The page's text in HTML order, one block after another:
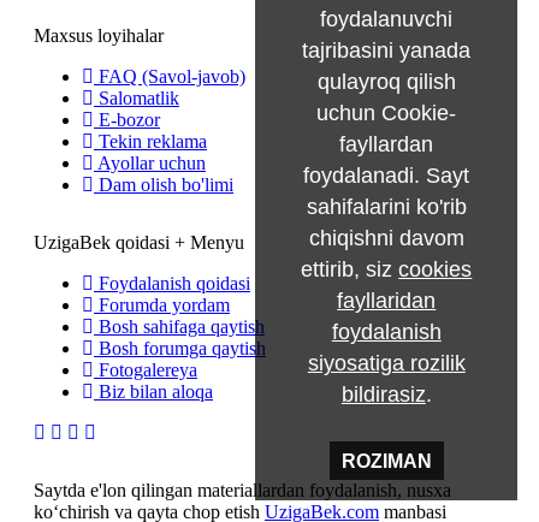
Maxsus loyihalar
FAQ (Savol-javob)
Salomatlik
E-bozor
Tekin reklama
Ayollar uchun
Dam olish bo'limi
UzigaBek qoidasi + Menyu
Foydalanish qoidasi
Forumda yordam
Bosh sahifaga qaytish
Bosh forumga qaytish
Fotogalereya
Biz bilan aloqa
Saytda e'lon qilingan materiallardan foydalanish, nusxa
ko‘chirish va qayta chop etish UzigaBek.com manbasi
foydalanuvchi
tajribasini yanada
qulayroq qilish
uchun Cookie-
fayllardan
foydalanadi. Sayt
sahifalarini ko'rib
chiqishni davom
ettirib, sizcookies
fayllaridan
foydalanish
siyosatiga rozilik
bildirasiz.
ROZIMAN